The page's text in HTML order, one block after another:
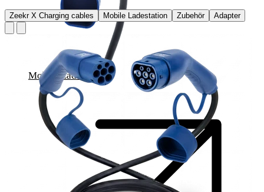
Mobile Ladestation
Zeekr X Charging cables Mobile Ladestation Zubehör Adapter